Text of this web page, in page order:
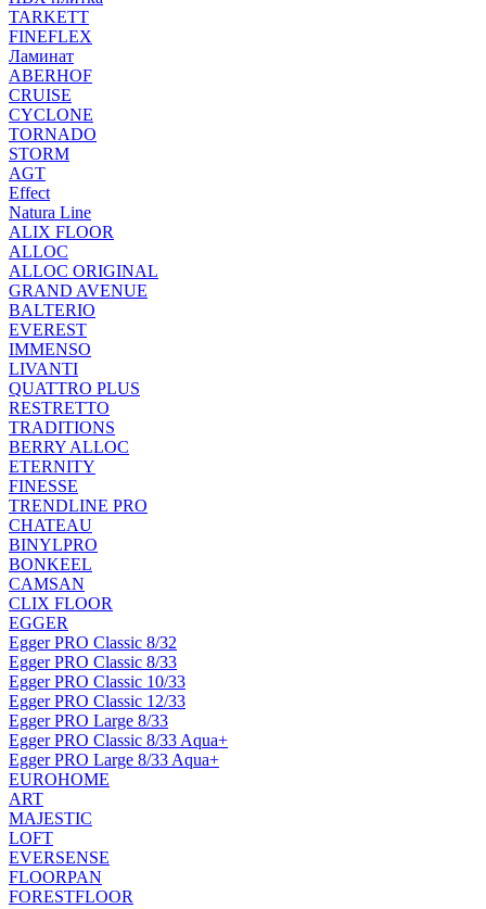
TARKETT
FINEFLEX
Ламинат
ABERHOF
CRUISE
CYCLONE
TORNADO
STORM
AGT
Effect
Natura Line
ALIX FLOOR
ALLOC
ALLOC ORIGINAL
GRAND AVENUE
BALTERIO
EVEREST
IMMENSO
LIVANTI
QUATTRO PLUS
RESTRETTO
TRADITIONS
BERRY ALLOC
ETERNITY
FINESSE
TRENDLINE PRO
CHATEAU
BINYLPRO
BONKEEL
CAMSAN
CLIX FLOOR
EGGER
Egger PRO Classic 8/32
Egger PRO Classic 8/33
Egger PRO Classic 10/33
Egger PRO Classic 12/33
Egger PRO Large 8/33
Egger PRO Classic 8/33 Aqua+
Egger PRO Large 8/33 Aqua+
EUROHOME
ART
MAJESTIC
LOFT
EVERSENSE
FLOORPAN
FORESTFLOOR